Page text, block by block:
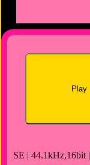
Play
SE | 44.1kHz,16bit